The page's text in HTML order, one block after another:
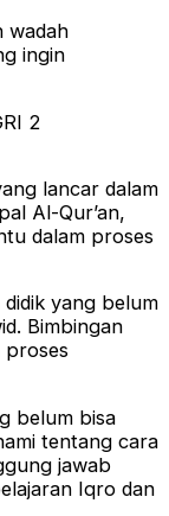
wadah
ingin
2
lancar dalam
Al-Qur’an,
dalam proses
yang belum
Bimbingan
proses
belum bisa
tentang cara
jawab
Iqro dan